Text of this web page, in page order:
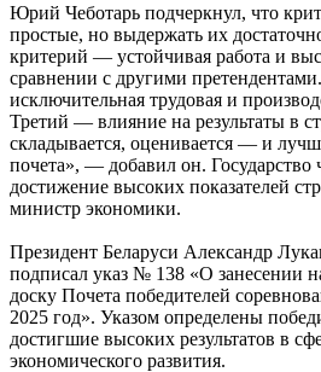
Юрий Чеботарь подчеркнул, что
простые, но выдержать их
критерий — устойчивая работа и
сравнении с другими
исключительная трудовая и
Третий — влияние на результаты в
складывается, оценивается — и
почета», — добавил он. Государство
достижение высоких показателей
министр экономики.
Президент Беларуси Александр
подписал указ № 138 «О занесении
доску Почета победителей
2025 год». Указом определены
достигшие высоких результатов в
экономического развития.